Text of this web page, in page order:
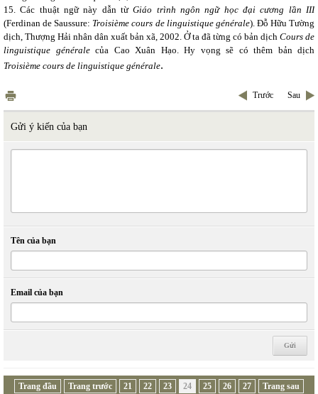
15.Các thuật ngữ này dẫn từGiáo trình ngôn ngữ học đại cương lần III
(Ferdinan de Saussure: Troisième cours de linguistique générale). Đỗ Hữu Tường
dịch, Thượng Hải nhân dân xuất bản xã, 2002. Ở ta đã từng có bản dịch Cours de
linguistique généralecủa Cao Xuân Hạo. Hy vọng sẽ có thêm bản dịch
Troisième cours de linguistique générale.
Trước Sau
Gửi ý kiến của bạn
Tên của bạn
Email của bạn
Trang đầu Trang trước 21 22 23 24 25 26 27
Trang sau